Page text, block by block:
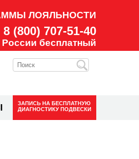
ЛОЯЛЬНОСТИ
8 (800) 707-51-40
бесплатный
ЗАПИСЬ НА БЕСПЛАТНУЮ
ДИАГНОСТИКУ ПОДВЕСКИ